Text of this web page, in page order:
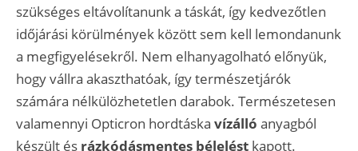
szükséges eltávolítanunk a táskát, így kedvezőtlen
időjárási körülmények között sem kell lemondanunk
a megfigyelésekről. Nem elhanyagolható előnyük,
hogy vállra akaszthatóak, így természetjárók
számára nélkülözhetetlen darabok. Természetesen
valamennyi Opticron hordtáska vízálló anyagból
készült és rázkódásmentes bélelést kapott.